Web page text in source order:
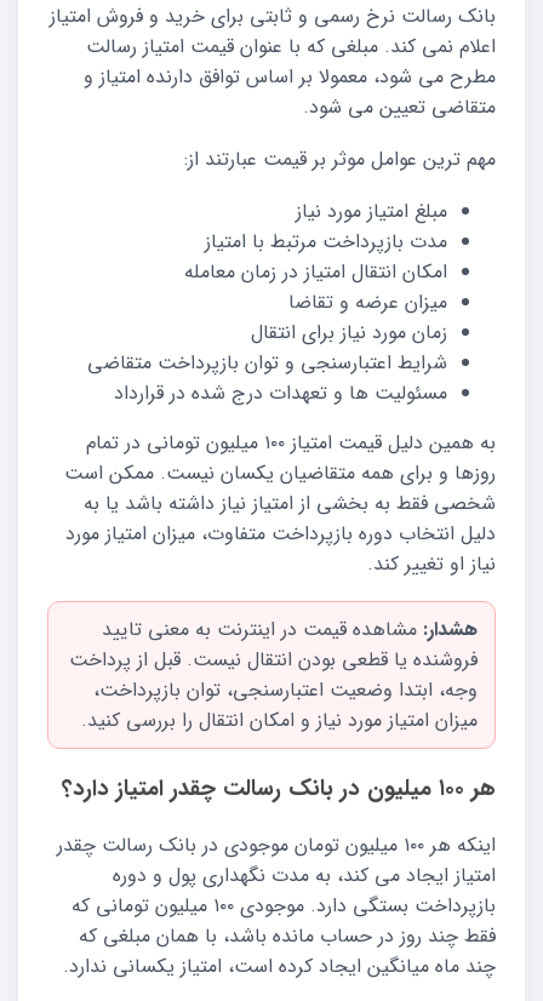
بانک رسالت نرخ رسمی و ثابتی برای خرید و فروش امتیاز
اعلام نمی کند. مبلغی که با عنوان قیمت امتیاز رسالت
مطرح می شود، معمولا بر اساس توافق دارنده امتیاز و
متقاضی تعیین می شود.
مهم ترین عوامل موثر بر قیمت عبارتند از:
مبلغ امتیاز مورد نیاز
مدت بازپرداخت مرتبط با امتیاز
امکان انتقال امتیاز در زمان معامله
میزان عرضه و تقاضا
زمان مورد نیاز برای انتقال
شرایط اعتبارسنجی و توان بازپرداخت متقاضی
مسئولیت ها و تعهدات درج شده در قرارداد
به همین دلیل قیمت امتیاز ۱۰۰ میلیون تومانی در تمام
روزها و برای همه متقاضیان یکسان نیست. ممکن است
شخصی فقط به بخشی از امتیاز نیاز داشته باشد یا به
دلیل انتخاب دوره بازپرداخت متفاوت، میزان امتیاز مورد
نیاز او تغییر کند.
هشدار: مشاهده قیمت در اینترنت به معنی تایید
فروشنده یا قطعی بودن انتقال نیست. قبل از پرداخت
وجه، ابتدا وضعیت اعتبارسنجی، توان بازپرداخت،
میزان امتیاز مورد نیاز و امکان انتقال را بررسی کنید.
هر ۱۰۰ میلیون در بانک رسالت چقدر امتیاز دارد؟
اینکه هر ۱۰۰ میلیون تومان موجودی در بانک رسالت چقدر
امتیاز ایجاد می کند، به مدت نگهداری پول و دوره
بازپرداخت بستگی دارد. موجودی ۱۰۰ میلیون تومانی که
فقط چند روز در حساب مانده باشد، با همان مبلغی که
چند ماه میانگین ایجاد کرده است، امتیاز یکسانی ندارد.